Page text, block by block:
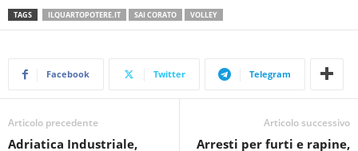
TAGS ILQUARTOPOTERE.IT SAI CORATO VOLLEY
Facebook Twitter Telegram
Articolo precedente
Adriatica Industriale,
Articolo successivo
Arresti per furti e rapine,